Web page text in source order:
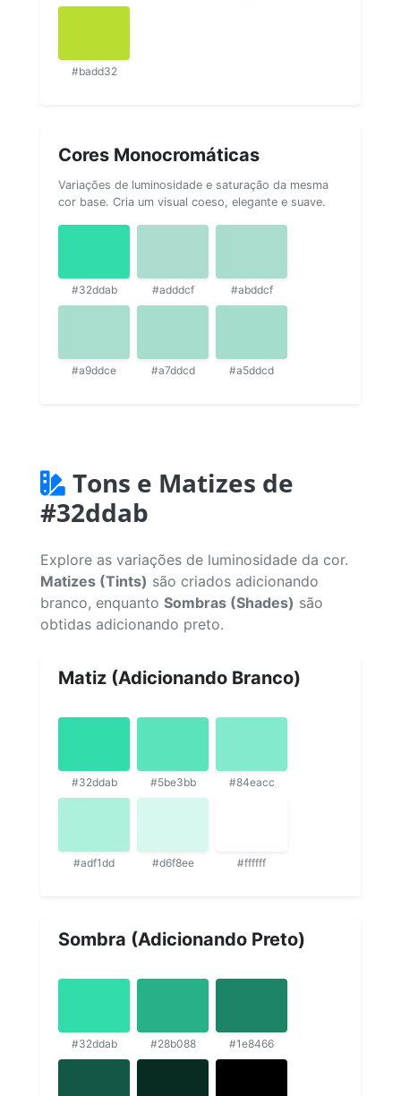
#badd32
Cores Monocromáticas
Variações de luminosidade e saturação da mesma
cor base. Cria um visual coeso, elegante e suave.
#32ddab #adddcf #abddcf
#a9ddce #a7ddcd #a5ddcd
Tons e Matizes de
#32ddab
Explore as variações de luminosidade da cor.
Matizes (Tints) são criados adicionando
branco, enquanto Sombras (Shades) são
obtidas adicionando preto.
Matiz (Adicionando Branco)
#32ddab #5be3bb #84eacc
#adf1dd #d6f8ee #ffffff
Sombra (Adicionando Preto)
#32ddab #28b088 #1e8466